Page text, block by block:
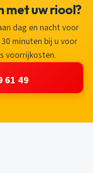
met uw riool?
dag en nacht voor
minuten bij u voor
voorrijkosten.
61 49